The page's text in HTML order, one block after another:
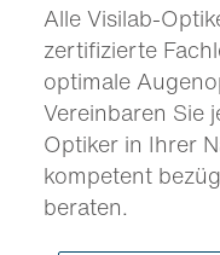
Alle Visilab-
zertifizierte
optimale
Vereinbaren Sie
Optiker in Ihrer
kompetent
beraten.